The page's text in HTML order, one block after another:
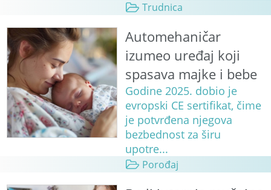
Trudnica
Automehaničar
izumeo uređaj koji
spasava majke i bebe
Godine 2025. dobio je
evropski CE sertifikat, čime
je potvrđena njegova
bezbednost za širu
upotre...
Porođaj